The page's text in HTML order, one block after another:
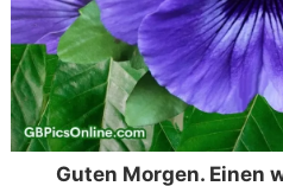
Guten Morgen. Einen